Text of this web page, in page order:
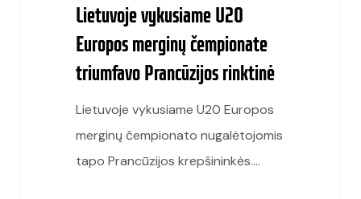
Lietuvoje vykusiame U20
Europos merginų čempionate
triumfavo Prancūzijos rinktinė
Lietuvoje vykusiame U20 Europos
merginų čempionato nugalėtojomis
tapo Prancūzijos krepšininkės.…